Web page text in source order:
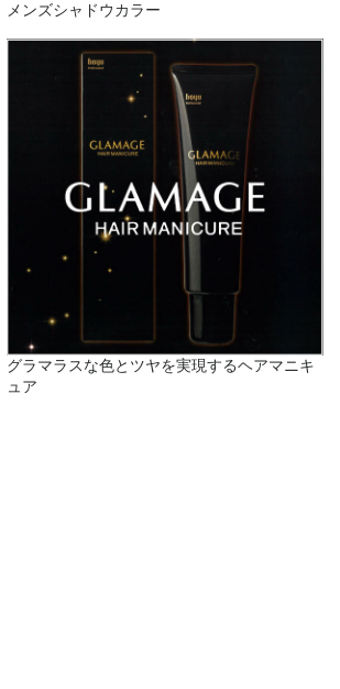
メンズシャドウカラー
グラマラスな色とツヤを実現するヘアマニキ
ュア